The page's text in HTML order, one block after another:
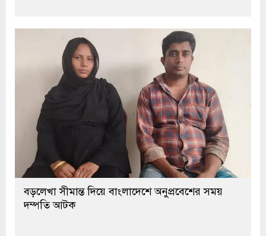
বড়লেখা সীমান্ত দিয়ে বাংলাদেশে অনুপ্রবেশের সময়
দম্পতি আটক